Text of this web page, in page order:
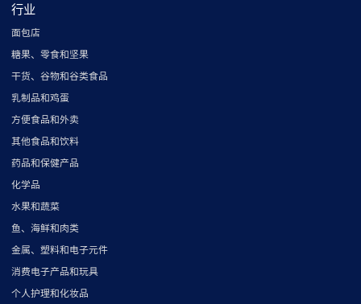
行业
面包店
糖果、零食和坚果
干货、谷物和谷类食品
乳制品和鸡蛋
方便食品和外卖
其他食品和饮料
药品和保健产品
化学品
水果和蔬菜
鱼、海鲜和肉类
金属、塑料和电子元件
消费电子产品和玩具
个人护理和化妆品